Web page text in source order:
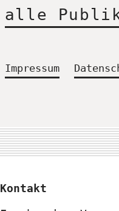
alle
Impressum
Kontakt